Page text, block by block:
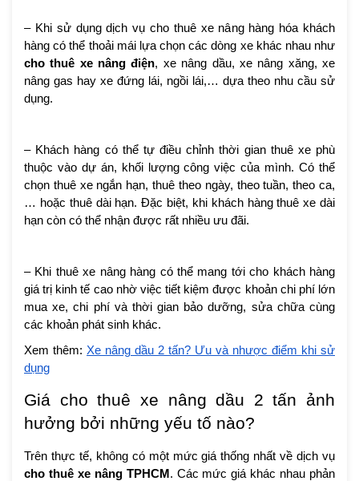
– Khi sử dụng dịch vụ cho thuê xe nâng hàng hóa khách
hàng có thể thoải mái lựa chọn các dòng xe khác nhau như
cho thuê xe nâng điện, xe nâng dầu, xe nâng xăng, xe
nâng gas hay xe đứng lái, ngồi lái,… dựa theo nhu cầu sử
dụng.
– Khách hàng có thể tự điều chỉnh thời gian thuê xe phù
thuộc vào dự án, khối lượng công việc của mình. Có thể
chọn thuê xe ngắn hạn, thuê theo ngày, theo tuần, theo ca,
… hoặc thuê dài hạn. Đặc biệt, khi khách hàng thuê xe dài
hạn còn có thể nhận được rất nhiều ưu đãi.
– Khi thuê xe nâng hàng có thể mang tới cho khách hàng
giá trị kinh tế cao nhờ việc tiết kiệm được khoản chi phí lớn
mua xe, chi phí và thời gian bảo dưỡng, sửa chữa cùng
các khoản phát sinh khác.
Xem thêm: Xe nâng dầu 2 tấn? Ưu và nhược điểm khi sử
dụng
Giá cho thuê xe nâng dầu 2 tấn ảnh
hưởng bởi những yếu tố nào?
Trên thực tế, không có một mức giá thống nhất về dịch vụ
cho thuê xe nâng TPHCM . Các mức giá khác nhau phản